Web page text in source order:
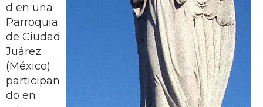
d en una
Parroquia
de Ciudad
Juárez
(México)
participan
do en